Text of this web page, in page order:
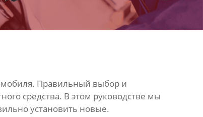
Правильный выбор и
средства. В этом руководстве мы
установить новые.